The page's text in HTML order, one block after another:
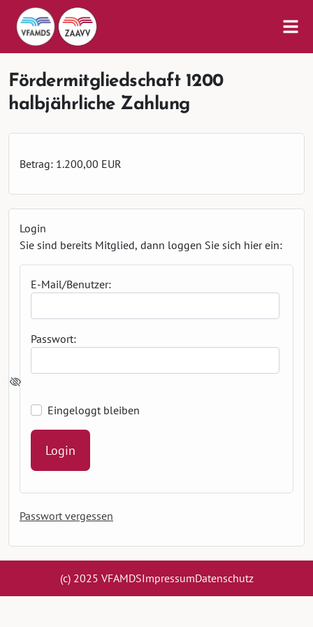
Fördermitgliedschaft 1200
halbjährliche Zahlung
Betrag: 1.200,00 EUR
Login
Sie sind bereits Mitglied, dann loggen Sie sich hier ein:
E-Mail/Benutzer:
Passwort:
Eingeloggt bleiben
Passwort vergessen
(c) 2025 VFAMDSImpressumDatenschutz